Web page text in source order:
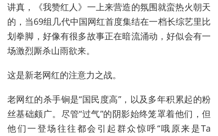
讲真，《我赞红人》一上来营造的氛围就蛮热火朝天
的，当69组几代中国网红首度集结在一档长综艺里比
划拳脚，好像有很多故事正在暗流涌动，好似会有一
场激烈厮杀山雨欲来。
这是新老网红的注意力之战。
老网红的杀手锏是“国民度高”，以及多年积累起的粉
丝基础颇广。尽管“过气”的阴影始终笼罩着他们，但
他们一登场往往都会引起群众惊呼“哦原来是Ta